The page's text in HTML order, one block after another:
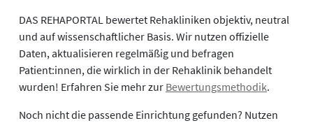
DAS REHAPORTAL bewertet Rehakliniken objektiv, neutral
und auf wissenschaftlicher Basis. Wir nutzen offizielle
Daten, aktualisieren regelmäßig und befragen
Patient:innen, die wirklich in der Rehaklinik behandelt
wurden! Erfahren Sie mehr zur Bewertungsmethodik.
Noch nicht die passende Einrichtung gefunden? Nutzen